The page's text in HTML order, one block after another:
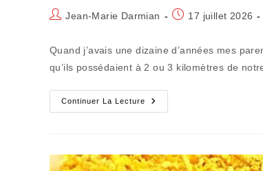
Auteur/autrice
publication :
Jean-Marie Darmian
Publication
17 juillet 2026
Quand j’avais une dizaine d’années mes
qu’ils possédaient à 2 ou 3 kilomètres de
Continuer La Lecture
Cuisiner
C’est
Jugement
Des